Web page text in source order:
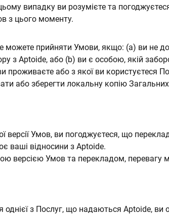
випадку ви розумієте та
з цього моменту.
прийняти Умови, якщо: (a) ви не
з Aptoide, або (b) ви є особою, якій
проживаєте або з якої ви користуєтеся
або зберегти локальну копію
версії Умов, ви погоджуєтеся, що
ваші відносини з Aptoide.
версією Умов та перекладом, перевагу
з Послуг, що надаються Aptoide,